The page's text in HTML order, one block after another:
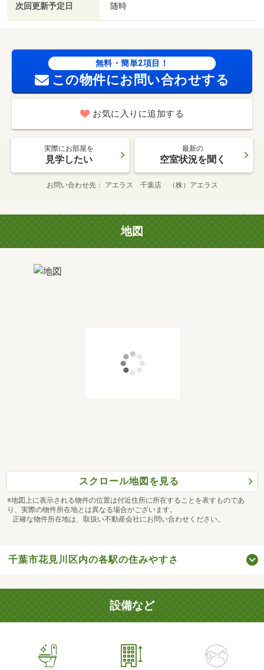
次回更新予定日 随時
無料・簡単2項目！
この物件にお問い合わせする
お気に入りに追加する
実際にお部屋を
見学したい
最新の
空室状況を聞く
お問い合わせ先 アエラス 千葉店 （株）アエラス
地図
スクロール地図を見る
※地図上に表示される物件の位置は付近住所に所在することを表すものであ
り、実際の物件所在地とは異なる場合がございます。
正確な物件所在地は、取扱い不動産会社にお問い合わせください。
千葉市花見川区内の各駅の住みやすさ
設備など